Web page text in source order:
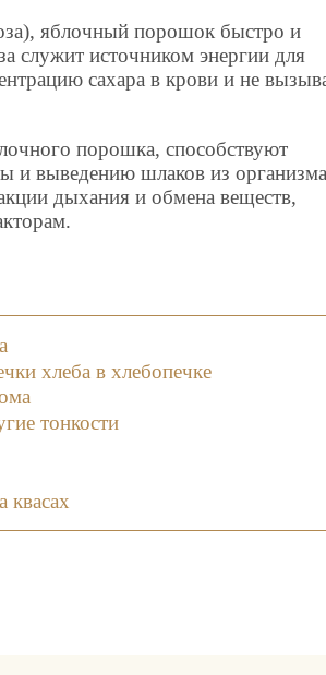
яблочный порошок быстро и
служит источником энергии для
сахара в крови и не
порошка, способствуют
и выведению шлаков из
дыхания и обмена веществ,
хлеба в хлебопечке
тонкости
квасах